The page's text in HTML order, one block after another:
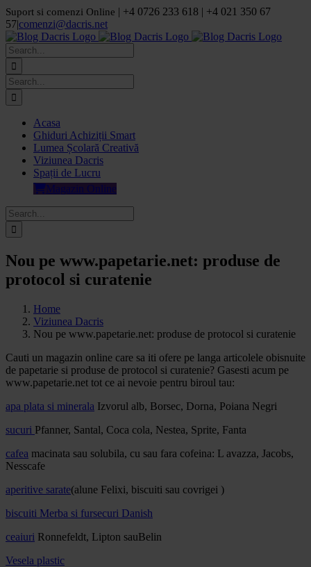
Skip
to
content
Suport si comenzi Online | +4 0726 233 618 | +4 021 350 67
57|comenzi@dacris.net
Facebook
LinkedIn
YouTube
Pinterest
Search
for:
Search
for:
Acasa
Ghiduri Achiziții Smart
Lumea Școlară Creativă
Viziunea Dacris
Spații de Lucru
Magazin Online
Search
for:
Nou pe www.papetarie.net: produse de
protocol si curatenie
Home
Viziunea Dacris
Nou pe www.papetarie.net: produse de protocol si curatenie
Cauti un magazin online care sa iti ofere pe langa articolele obisnuite
de papetarie si produse de protocol si curatenie? Gasesti acum pe
www.papetarie.net tot ce ai nevoie pentru biroul tau:
apa plata si minerala Izvorul alb, Borsec, Dorna, Poiana Negri
sucuri Pfanner, Santal, Coca cola, Nestea, Sprite, Fanta
cafea macinata sau solubila, cu sau fara cofeina: L avazza, Jacobs,
Nesscafe
aperitive sarate(alune Felixi, biscuiti sau covrigei )
biscuiti Merba si fursecuri Danish
ceaiuri Ronnefeldt, Lipton sauBelin
Vesela plastic